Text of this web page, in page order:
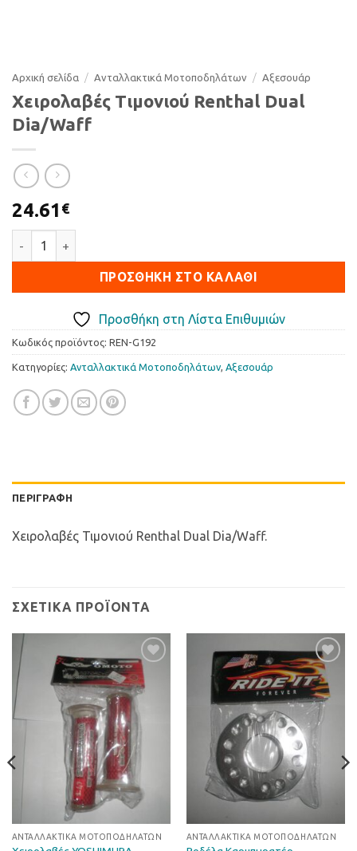
Αρχική σελίδα / Ανταλλακτικά Μοτοποδηλάτων / Αξεσουάρ
Χειρολαβές Τιμονιού Renthal Dual
Dia/Waff
24.61 €
ΠΡΟΣΘΉΚΗ ΣΤΟ ΚΑΛΆΘΙ
Προσθήκη στη Λίστα Επιθυμιών
Κωδικός προϊόντος: REN-G192
Κατηγορίες: Ανταλλακτικά Μοτοποδηλάτων, Αξεσουάρ
ΠΕΡΙΓΡΑΦΉ
Χειρολαβές Τιμονιού Renthal Dual Dia/Waff.
ΣΧΕΤΙΚΆ ΠΡΟΪΌΝΤΑ
Προσθήκη
στη Λίστα
Επιθυμιών
ΑΝΤΑΛΛΑΚΤΙΚΆ ΜΟΤΟΠΟΔΗΛΆΤΩΝ
Προσθήκη
στη Λίστα
Επιθυμιών
ΑΝΤΑΛΛΑΚΤΙΚΆ ΜΟΤΟΠΟΔΗΛΆΤΩΝ